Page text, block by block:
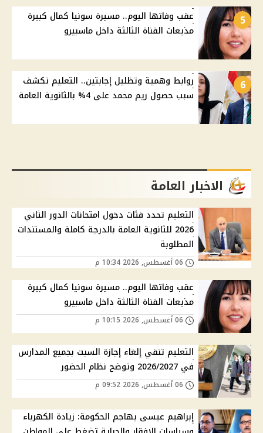
5
عقب وفاتها اليوم.. مسيرة سونيا كمال كبيرة
مذيعات القناة الثالثة داخل ماسبيرو
6
روابط وهمية وتظليل إجابتين.. التعليم تكشف
سبب حصول ريم محمد على 4% بالثانوية العامة
الاخبار العامة
التعليم تحدد فئات دخول امتحانات الدور الثاني
2026 للثانوية العامة بالدرجة كاملة والمستندات
المطلوبة
عقب وفاتها اليوم.. مسيرة سونيا كمال كبيرة
مذيعات القناة الثالثة داخل ماسبيرو
التعليم تنفي إلغاء إجازة السبت بجميع المدارس
في 2026/2027 وتوضح نظام الحضور
إبراهيم عيسى يهاجم الحكومة: زيادة الكهرباء